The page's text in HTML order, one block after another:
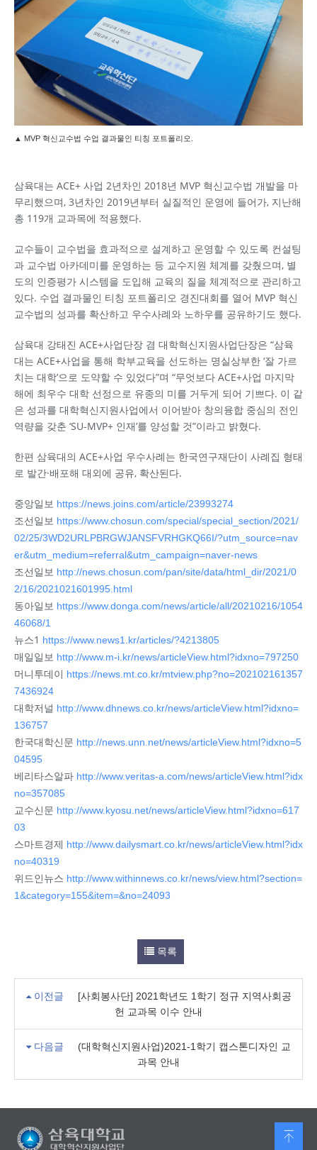
▲ MVP 혁신교수법 수업 결과물인 티칭 포트폴리오.
삼육대는 ACE+ 사업 2년차인 2018년 MVP 혁신교수법 개발을 마
무리했으며, 3년차인 2019년부터 실질적인 운영에 들어가, 지난해
총 119개 교과목에 적용했다.
교수들이 교수법을 효과적으로 설계하고 운영할 수 있도록 컨설팅
과 교수법 아카데미를 운영하는 등 교수지원 체계를 갖췄으며, 별
도의 인증평가 시스템을 도입해 교육의 질을 체계적으로 관리하고
있다. 수업 결과물인 티칭 포트폴리오 경진대회를 열어 MVP 혁신
교수법의 성과를 확산하고 우수사례와 노하우를 공유하기도 했다.
삼육대 강태진 ACE+사업단장 겸 대학혁신지원사업단장은 “삼육
대는 ACE+사업을 통해 학부교육을 선도하는 명실상부한 ‘잘 가르
치는 대학’으로 도약할 수 있었다”며 “무엇보다 ACE+사업 마지막
해에 최우수 대학 선정으로 유종의 미를 거두게 되어 기쁘다. 이 같
은 성과를 대학혁신지원사업에서 이어받아 창의융합 중심의 전인
역량을 갖춘 ‘SU-MVP+ 인재’를 양성할 것”이라고 밝혔다.
한편 삼육대의 ACE+사업 우수사례는 한국연구재단이 사례집 형태
로 발간·배포해 대외에 공유, 확산된다.
중앙일보 https://news.joins.com/article/23993274
조선일보 https://www.chosun.com/special/special_section/2021/
02/25/3WD2URLPBRGWJANSFVRHGKQ66I/?utm_source=nav
er&utm_medium=referral&utm_campaign=naver-news
조선일보 http://news.chosun.com/pan/site/data/html_dir/2021/0
2/16/2021021601995.html
동아일보 https://www.donga.com/news/article/all/20210216/1054
46068/1
뉴스1 https://www.news1.kr/articles/?4213805
매일일보 http://www.m-i.kr/news/articleView.html?idxno=797250
머니투데이 https://news.mt.co.kr/mtview.php?no=202102161357
7436924
대학저널 http://www.dhnews.co.kr/news/articleView.html?idxno=
136757
한국대학신문 http://news.unn.net/news/articleView.html?idxno=5
04595
베리타스알파 http://www.veritas-a.com/news/articleView.html?idx
no=357085
교수신문 http://www.kyosu.net/news/articleView.html?idxno=617
03
스마트경제 http://www.dailysmart.co.kr/news/articleView.html?idx
no=40319
위드인뉴스 http://www.withinnews.co.kr/news/view.html?section=
1&category=155&item=&no=24093
목록
이전글
[사회봉사단] 2021학년도 1학기 정규 지역사회공
헌 교과목 이수 안내
다음글
(대학혁신지원사업)2021-1학기 캡스톤디자인 교
과목 안내